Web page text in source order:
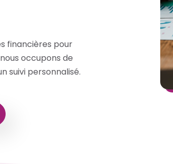
financières pour
occupons de
suivi personnalisé.